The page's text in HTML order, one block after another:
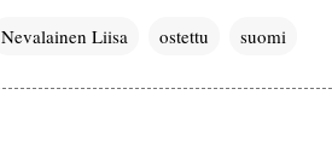
Nevalainen Liisa ostettu suomi